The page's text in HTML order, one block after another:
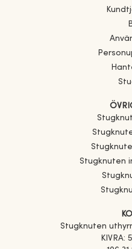
Stugknuten
Stugknuten
KIVRA: